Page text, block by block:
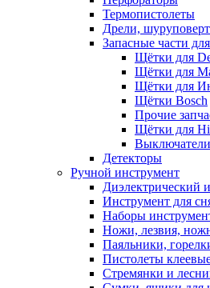
Термопистолеты
Дрели,
Запасные части
Щётки для
Щётки для
Щётки для
Щётки Bosch
Прочие
Щётки для
Детекторы
Ручной инструмент
Диэлектрический
Инструмент для
Наборы
Ножи, лезвия,
Паяльники,
Пистолеты
Стремянки и